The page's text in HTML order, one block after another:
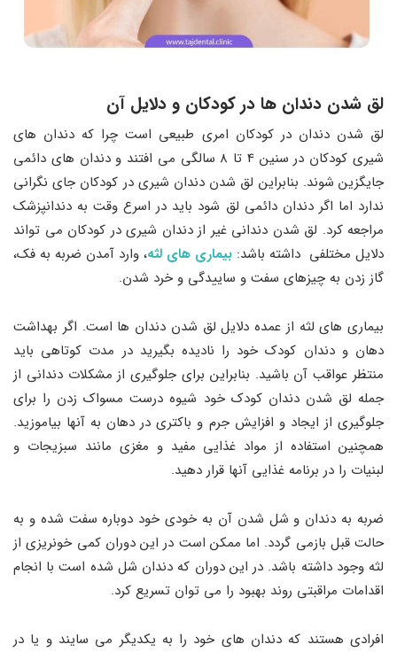
لق شدن دندان ها در کودکان و دلایل آن
لق شدن دندان در کودکان امری طبیعی است چرا که دندان‌ های
شیری کودکان در سنین 4 تا 8 سالگی می‌ افتند و دندان‌ های دائمی
جایگزین شوند. بنابراین لق شدن دندان شیری در کودکان جای نگرانی
ندارد اما اگر دندان دائمی لق شود باید در اسرع وقت به دندانپزشک
مراجعه کرد. لق شدن دندانی غیر از دندان شیری در کودکان می‌ تواند
دلایل مختلفی داشته باشد: بیماری‌ های لثه، وارد آمدن ضربه به فک،
گاز زدن به چیز‌های سفت و ساییدگی و خرد شدن.
بیمار‌ی های لثه از عمده دلایل لق شدن دندان‌ ها است. اگر بهداشت
دهان و دندان کودک خود را نادیده بگیرید در مدت کوتاهی باید
منتظر عواقب آن باشید. بنابراین برای جلوگیری از مشکلات دندانی از
جمله لق شدن دندان کودک خود شیوه درست مسواک زدن را برای
جلوگیری از ایجاد و افزایش جرم و باکتری در دهان به آنها بیاموزید.
همچنین استفاده از مواد غذایی مفید و مغزی مانند سبزیجات و
لبنیات را در برنامه غذایی آنها قرار دهید.
ضربه به دندان و شل شدن آن به خودی خود دوباره سفت شده و به
حالت قبل بازمی‌ گردد. اما ممکن است در این دوران کمی خونریزی از
لثه وجود داشته باشد. در این دوران که دندان شل شده است با انجام
اقدامات مراقبتی روند بهبود را می‌ توان تسریع کرد.
افرادی هستند که دندان‌ های خود را به یکدیگر می‌ سایند و یا در